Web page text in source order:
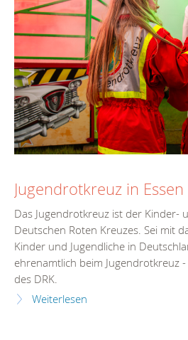
Jugendrotkreuz in Essen
Das Jugendrotkreuz ist der Kinder-
Deutschen Roten Kreuzes. Sei mit
Kinder und Jugendliche in
ehrenamtlich beim Jugendrotkreuz
des DRK.
Weiterlesen